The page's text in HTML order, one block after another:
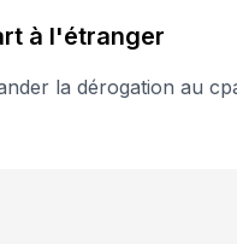
à l'étranger
la dérogation au